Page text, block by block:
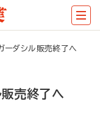
ーダシル販売終了へ
売終了へ